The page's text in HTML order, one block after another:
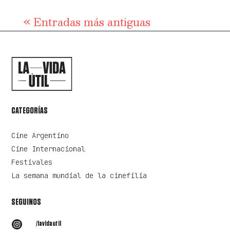
« Entradas más antiguas
CATEGORÍAS
Cine Argentino
Cine Internacional
Festivales
La semana mundial de la cinefilia
SEGUINOS
 /lavidautil